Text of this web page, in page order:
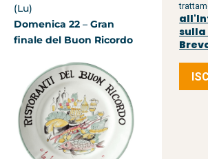
(Lu)
Domenica 22 – Gran
finale del Buon Ricordo
sulla